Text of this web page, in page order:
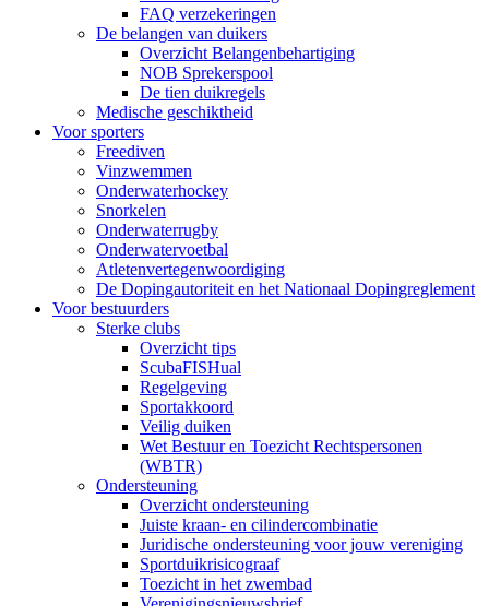
FAQ verzekeringen
De belangen van duikers
Overzicht Belangenbehartiging
NOB Sprekerspool
De tien duikregels
Medische geschiktheid
Voor sporters
Freediven
Vinzwemmen
Onderwaterhockey
Snorkelen
Onderwaterrugby
Onderwatervoetbal
Atletenvertegenwoordiging
De Dopingautoriteit en het Nationaal Dopingreglement
Voor bestuurders
Sterke clubs
Overzicht tips
ScubaFISHual
Regelgeving
Sportakkoord
Veilig duiken
Wet Bestuur en Toezicht Rechtspersonen
(WBTR)
Ondersteuning
Overzicht ondersteuning
Juiste kraan- en cilindercombinatie
Juridische ondersteuning voor jouw vereniging
Sportduikrisicograaf
Toezicht in het zwembad